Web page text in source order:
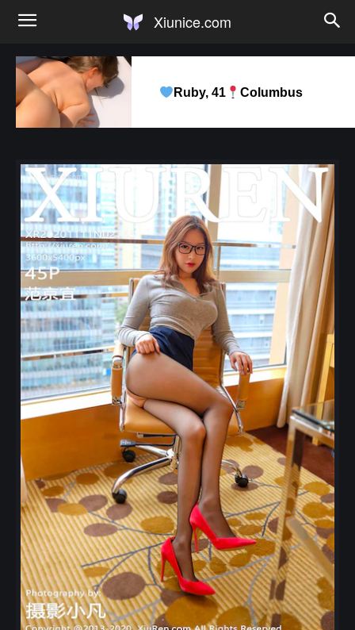
Xiunice.com
Ruby, 41 Columbus